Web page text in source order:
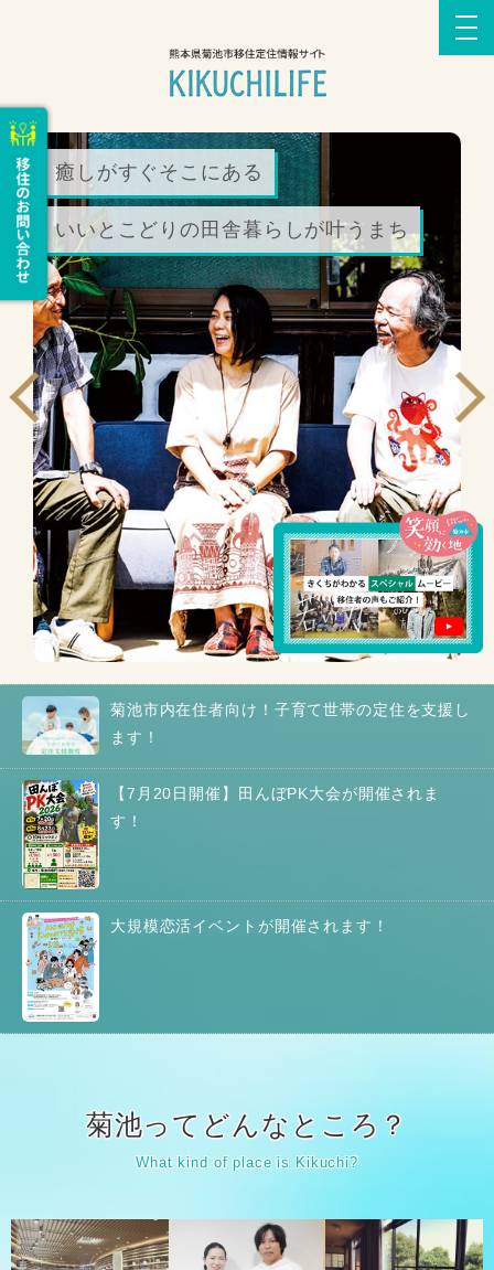
癒しがすぐそこにある
いいとこどりの田舎暮らしが叶うまち
菊池市内在住者向け！子育て世帯の定住を支援し
ます！
【7月20日開催】田んぼPK大会が開催されま
す！
大規模恋活イベントが開催されます！
菊池ってどんなところ？
What kind of place is Kikuchi?